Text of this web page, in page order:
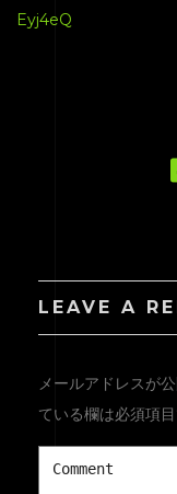
Eyj4eQ
LEAVE A
メールアドレスが
ている欄は必須項